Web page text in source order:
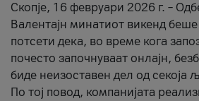
Скопје, 16 февруари 2026 г. –
Валентајн минатиот викенд
потсети дека, во време кога
почесто започнуваат онлајн,
биде неизоставен дел од секоја
По тој повод, компанијата